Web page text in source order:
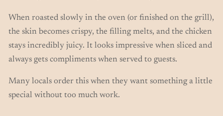
When roasted slowly in the oven (or finished on the grill),
the skin becomes crispy, the filling melts, and the chicken
stays incredibly juicy. It looks impressive when sliced and
always gets compliments when served to guests.
Many locals order this when they want something a little
special without too much work.